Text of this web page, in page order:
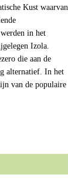
Kust waarvan
in het
Izola.
die aan de
alternatief. In het
van de populaire